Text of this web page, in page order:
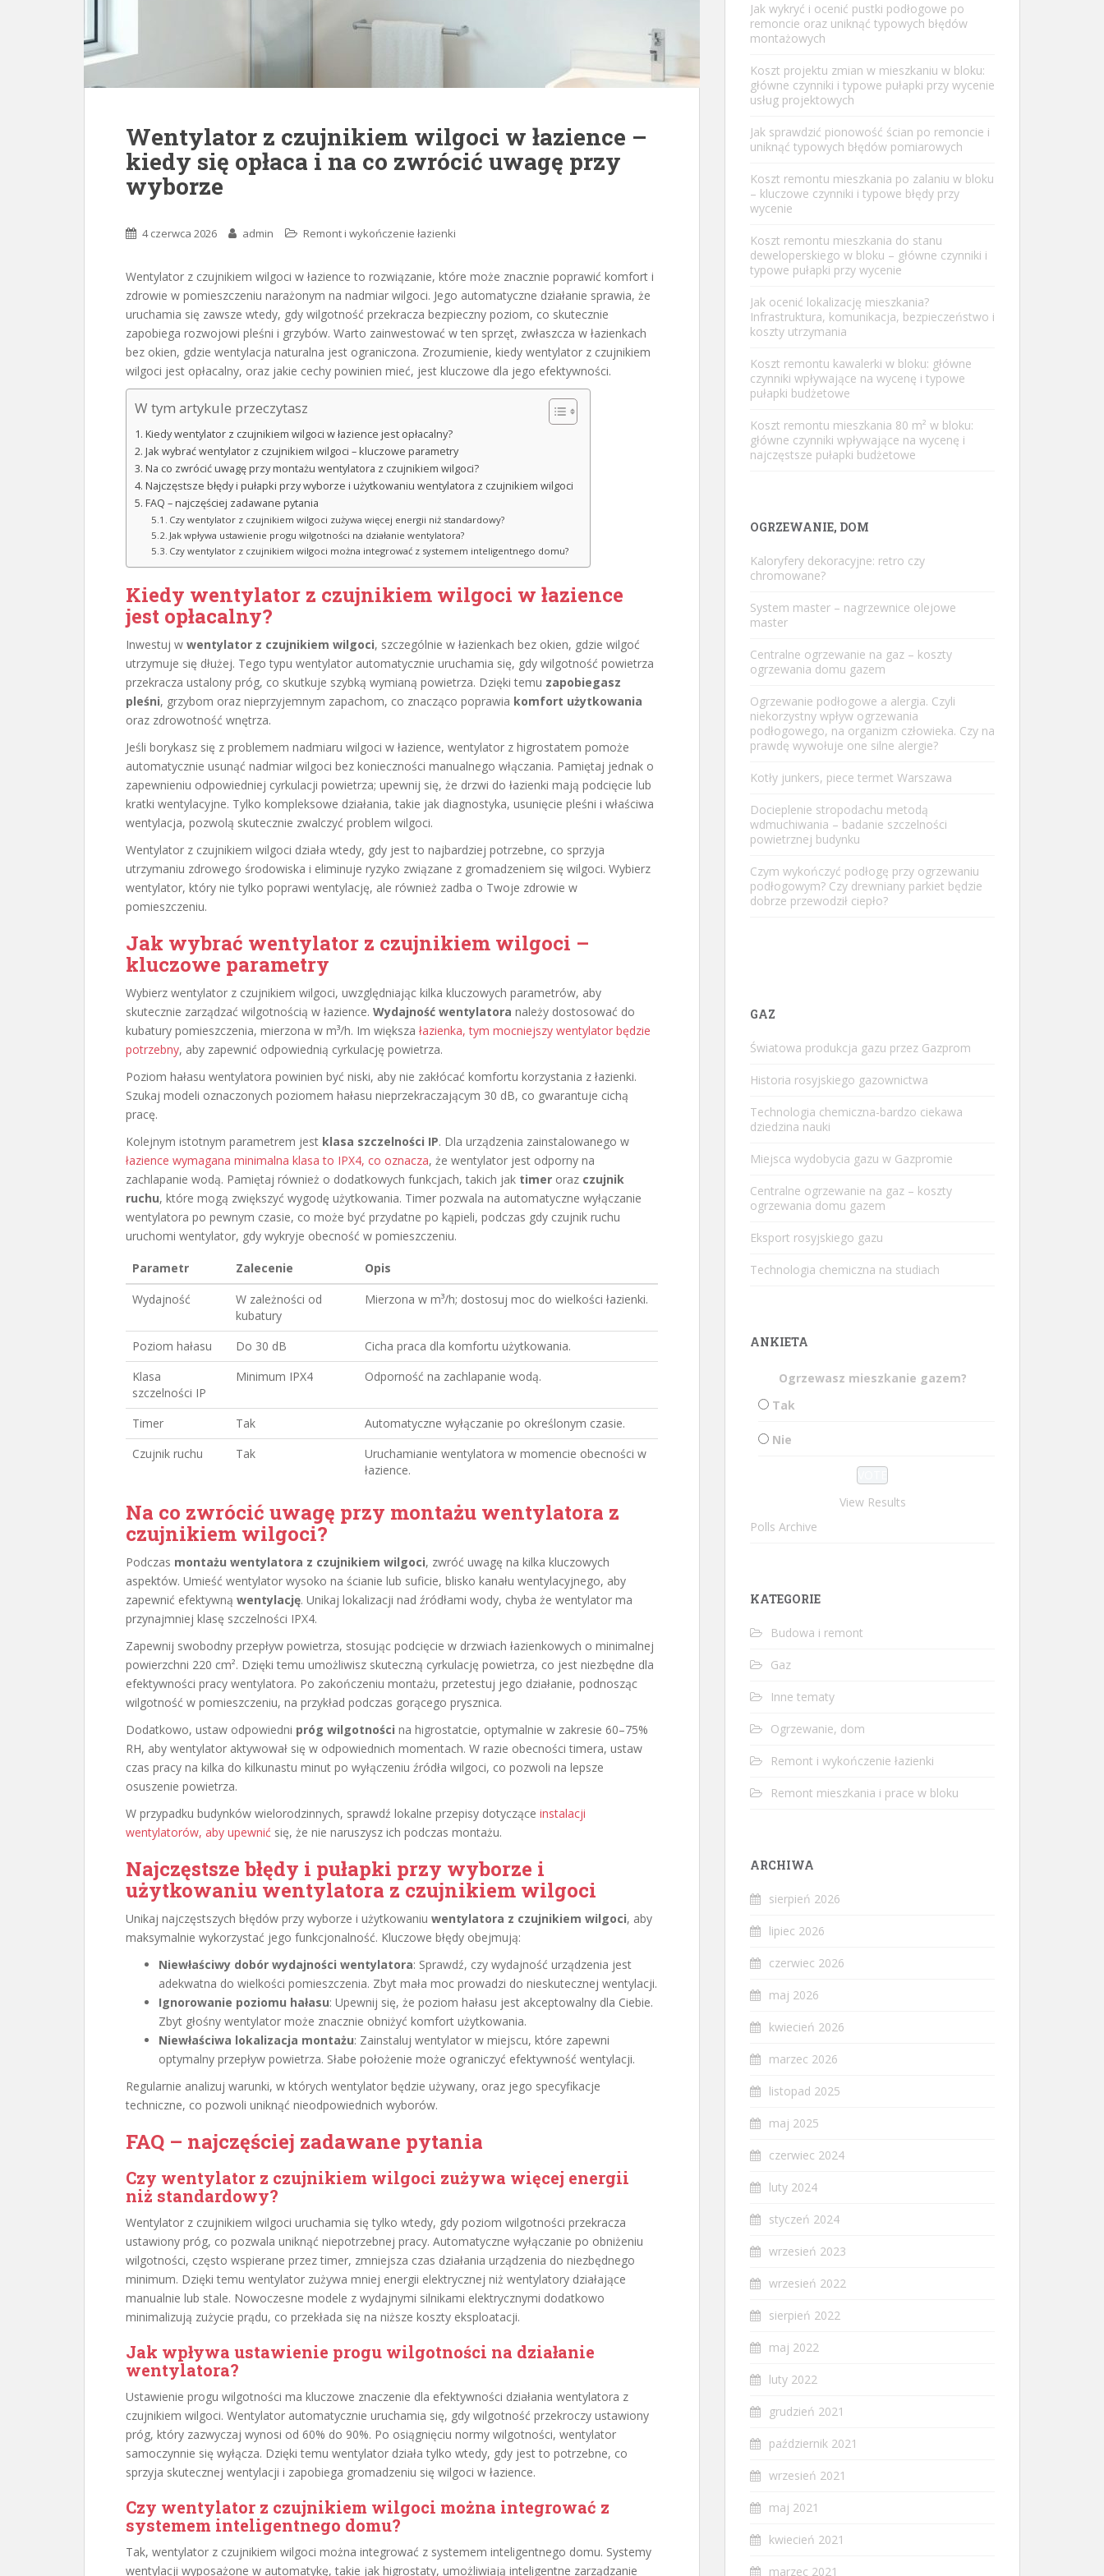
Wentylator z czujnikiem wilgoci w łazience –
kiedy się opłaca i na co zwrócić uwagę przy
wyborze
4 czerwca 2026 admin Remont i wykończenie łazienki
Wentylator z czujnikiem wilgoci w łazience to rozwiązanie, które może znacznie poprawić komfort i
zdrowie w pomieszczeniu narażonym na nadmiar wilgoci. Jego automatyczne działanie sprawia, że
uruchamia się zawsze wtedy, gdy wilgotność przekracza bezpieczny poziom, co skutecznie
zapobiega rozwojowi pleśni i grzybów. Warto zainwestować w ten sprzęt, zwłaszcza w łazienkach
bez okien, gdzie wentylacja naturalna jest ograniczona. Zrozumienie, kiedy wentylator z czujnikiem
wilgoci jest opłacalny, oraz jakie cechy powinien mieć, jest kluczowe dla jego efektywności.
W tym artykule przeczytasz
Kiedy wentylator z czujnikiem wilgoci w łazience jest opłacalny?
Jak wybrać wentylator z czujnikiem wilgoci – kluczowe parametry
Na co zwrócić uwagę przy montażu wentylatora z czujnikiem wilgoci?
Najczęstsze błędy i pułapki przy wyborze i użytkowaniu wentylatora z czujnikiem wilgoci
FAQ – najczęściej zadawane pytania
Czy wentylator z czujnikiem wilgoci zużywa więcej energii niż standardowy?
Jak wpływa ustawienie progu wilgotności na działanie wentylatora?
Czy wentylator z czujnikiem wilgoci można integrować z systemem inteligentnego domu?
Kiedy wentylator z czujnikiem wilgoci w łazience
jest opłacalny?
Inwestuj w wentylator z czujnikiem wilgoci, szczególnie w łazienkach bez okien, gdzie wilgoć
utrzymuje się dłużej. Tego typu wentylator automatycznie uruchamia się, gdy wilgotność powietrza
przekracza ustalony próg, co skutkuje szybką wymianą powietrza. Dzięki temu zapobiegasz
pleśni, grzybom oraz nieprzyjemnym zapachom, co znacząco poprawia komfort użytkowania
oraz zdrowotność wnętrza.
Jeśli borykasz się z problemem nadmiaru wilgoci w łazience, wentylator z higrostatem pomoże
automatycznie usunąć nadmiar wilgoci bez konieczności manualnego włączania. Pamiętaj jednak o
zapewnieniu odpowiedniej cyrkulacji powietrza; upewnij się, że drzwi do łazienki mają podcięcie lub
kratki wentylacyjne. Tylko kompleksowe działania, takie jak diagnostyka, usunięcie pleśni i właściwa
wentylacja, pozwolą skutecznie zwalczyć problem wilgoci.
Wentylator z czujnikiem wilgoci działa wtedy, gdy jest to najbardziej potrzebne, co sprzyja
utrzymaniu zdrowego środowiska i eliminuje ryzyko związane z gromadzeniem się wilgoci. Wybierz
wentylator, który nie tylko poprawi wentylację, ale również zadba o Twoje zdrowie w
pomieszczeniu.
Jak wybrać wentylator z czujnikiem wilgoci –
kluczowe parametry
Wybierz wentylator z czujnikiem wilgoci, uwzględniając kilka kluczowych parametrów, aby
skutecznie zarządzać wilgotnością w łazience. Wydajność wentylatora należy dostosować do
kubatury pomieszczenia, mierzona w m³/h. Im większa łazienka, tym mocniejszy wentylator będzie
potrzebny, aby zapewnić odpowiednią cyrkulację powietrza.
Poziom hałasu wentylatora powinien być niski, aby nie zakłócać komfortu korzystania z łazienki.
Szukaj modeli oznaczonych poziomem hałasu nieprzekraczającym 30 dB, co gwarantuje cichą
pracę.
Kolejnym istotnym parametrem jest klasa szczelności IP. Dla urządzenia zainstalowanego w
łazience wymagana minimalna klasa to IPX4, co oznacza, że wentylator jest odporny na
zachlapanie wodą. Pamiętaj również o dodatkowych funkcjach, takich jak timer oraz czujnik
ruchu, które mogą zwiększyć wygodę użytkowania. Timer pozwala na automatyczne wyłączanie
wentylatora po pewnym czasie, co może być przydatne po kąpieli, podczas gdy czujnik ruchu
uruchomi wentylator, gdy wykryje obecność w pomieszczeniu.
Parametr Zalecenie
Opis
Wydajność
W zależności od
kubatury
Mierzona w m³/h; dostosuj moc do wielkości łazienki.
Poziom hałasu Do 30 dB
Cicha praca dla komfortu użytkowania.
Klasa
szczelności IP
Minimum IPX4 Odporność na zachlapanie wodą.
Timer Tak
Automatyczne wyłączanie po określonym czasie.
Czujnik ruchu
Tak
Uruchamianie wentylatora w momencie obecności w
łazience.
Na co zwrócić uwagę przy montażu wentylatora z
czujnikiem wilgoci?
Podczas montażu wentylatora z czujnikiem wilgoci, zwróć uwagę na kilka kluczowych
aspektów. Umieść wentylator wysoko na ścianie lub suficie, blisko kanału wentylacyjnego, aby
zapewnić efektywną wentylację. Unikaj lokalizacji nad źródłami wody, chyba że wentylator ma
przynajmniej klasę szczelności IPX4.
Zapewnij swobodny przepływ powietrza, stosując podcięcie w drzwiach łazienkowych o minimalnej
powierzchni 220 cm². Dzięki temu umożliwisz skuteczną cyrkulację powietrza, co jest niezbędne dla
efektywności pracy wentylatora. Po zakończeniu montażu, przetestuj jego działanie, podnosząc
wilgotność w pomieszczeniu, na przykład podczas gorącego prysznica.
Dodatkowo, ustaw odpowiedni próg wilgotności na higrostatcie, optymalnie w zakresie 60–75%
RH, aby wentylator aktywował się w odpowiednich momentach. W razie obecności timera, ustaw
czas pracy na kilka do kilkunastu minut po wyłączeniu źródła wilgoci, co pozwoli na lepsze
osuszenie powietrza.
W przypadku budynków wielorodzinnych, sprawdź lokalne przepisy dotyczące instalacji
wentylatorów, aby upewnić się, że nie naruszysz ich podczas montażu.
Najczęstsze błędy i pułapki przy wyborze i
użytkowaniu wentylatora z czujnikiem wilgoci
Unikaj najczęstszych błędów przy wyborze i użytkowaniu wentylatora z czujnikiem wilgoci, aby
maksymalnie wykorzystać jego funkcjonalność. Kluczowe błędy obejmują:
Niewłaściwy dobór wydajności wentylatora: Sprawdź, czy wydajność urządzenia jest
adekwatna do wielkości pomieszczenia. Zbyt mała moc prowadzi do nieskutecznej wentylacji.
Ignorowanie poziomu hałasu: Upewnij się, że poziom hałasu jest akceptowalny dla Ciebie.
Zbyt głośny wentylator może znacznie obniżyć komfort użytkowania.
Niewłaściwa lokalizacja montażu: Zainstaluj wentylator w miejscu, które zapewni
optymalny przepływ powietrza. Słabe położenie może ograniczyć efektywność wentylacji.
Regularnie analizuj warunki, w których wentylator będzie używany, oraz jego specyfikacje
techniczne, co pozwoli uniknąć nieodpowiednich wyborów.
FAQ – najczęściej zadawane pytania
Czy wentylator z czujnikiem wilgoci zużywa więcej energii
niż standardowy?
Wentylator z czujnikiem wilgoci uruchamia się tylko wtedy, gdy poziom wilgotności przekracza
ustawiony próg, co pozwala uniknąć niepotrzebnej pracy. Automatyczne wyłączanie po obniżeniu
wilgotności, często wspierane przez timer, zmniejsza czas działania urządzenia do niezbędnego
minimum. Dzięki temu wentylator zużywa mniej energii elektrycznej niż wentylatory działające
manualnie lub stale. Nowoczesne modele z wydajnymi silnikami elektrycznymi dodatkowo
minimalizują zużycie prądu, co przekłada się na niższe koszty eksploatacji.
Jak wpływa ustawienie progu wilgotności na działanie
wentylatora?
Ustawienie progu wilgotności ma kluczowe znaczenie dla efektywności działania wentylatora z
czujnikiem wilgoci. Wentylator automatycznie uruchamia się, gdy wilgotność przekroczy ustawiony
próg, który zazwyczaj wynosi od 60% do 90%. Po osiągnięciu normy wilgotności, wentylator
samoczynnie się wyłącza. Dzięki temu wentylator działa tylko wtedy, gdy jest to potrzebne, co
sprzyja skutecznej wentylacji i zapobiega gromadzeniu się wilgoci w łazience.
Czy wentylator z czujnikiem wilgoci można integrować z
systemem inteligentnego domu?
Tak, wentylator z czujnikiem wilgoci można integrować z systemem inteligentnego domu. Systemy
wentylacji wyposażone w automatykę, takie jak higrostaty, umożliwiają inteligentne zarządzanie
Jak wykryć i ocenić pustki podłogowe po
remoncie oraz uniknąć typowych błędów
montażowych
Koszt projektu zmian w mieszkaniu w bloku:
główne czynniki i typowe pułapki przy wycenie
usług projektowych
Jak sprawdzić pionowość ścian po remoncie i
uniknąć typowych błędów pomiarowych
Koszt remontu mieszkania po zalaniu w bloku
– kluczowe czynniki i typowe błędy przy
wycenie
Koszt remontu mieszkania do stanu
deweloperskiego w bloku – główne czynniki i
typowe pułapki przy wycenie
Jak ocenić lokalizację mieszkania?
Infrastruktura, komunikacja, bezpieczeństwo i
koszty utrzymania
Koszt remontu kawalerki w bloku: główne
czynniki wpływające na wycenę i typowe
pułapki budżetowe
Koszt remontu mieszkania 80 m² w bloku:
główne czynniki wpływające na wycenę i
najczęstsze pułapki budżetowe
OGRZEWANIE, DOM
Kaloryfery dekoracyjne: retro czy
chromowane?
System master – nagrzewnice olejowe
master
Centralne ogrzewanie na gaz – koszty
ogrzewania domu gazem
Ogrzewanie podłogowe a alergia. Czyli
niekorzystny wpływ ogrzewania
podłogowego, na organizm człowieka. Czy na
prawdę wywołuje one silne alergie?
Kotły junkers, piece termet Warszawa
Docieplenie stropodachu metodą
wdmuchiwania – badanie szczelności
powietrznej budynku
Czym wykończyć podłogę przy ogrzewaniu
podłogowym? Czy drewniany parkiet będzie
dobrze przewodził ciepło?
GAZ
Światowa produkcja gazu przez Gazprom
Historia rosyjskiego gazownictwa
Technologia chemiczna-bardzo ciekawa
dziedzina nauki
Miejsca wydobycia gazu w Gazpromie
Centralne ogrzewanie na gaz – koszty
ogrzewania domu gazem
Eksport rosyjskiego gazu
Technologia chemiczna na studiach
ANKIETA
Ogrzewasz mieszkanie gazem?
Tak
Nie
View Results
Polls Archive
KATEGORIE
Budowa i remont
Gaz
Inne tematy
Ogrzewanie, dom
Remont i wykończenie łazienki
Remont mieszkania i prace w bloku
ARCHIWA
sierpień 2026
lipiec 2026
czerwiec 2026
maj 2026
kwiecień 2026
marzec 2026
listopad 2025
maj 2025
czerwiec 2024
luty 2024
styczeń 2024
wrzesień 2023
wrzesień 2022
sierpień 2022
maj 2022
luty 2022
grudzień 2021
październik 2021
wrzesień 2021
maj 2021
kwiecień 2021
marzec 2021